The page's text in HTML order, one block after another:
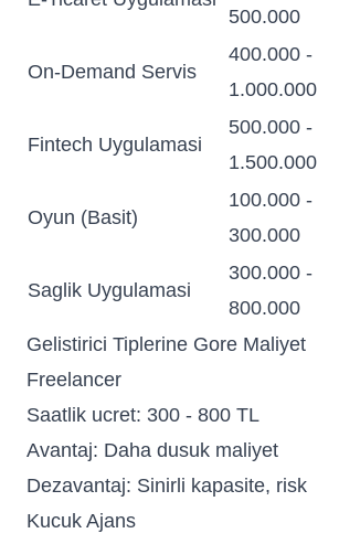
500.000
On-Demand Servis
400.000 -
1.000.000
Fintech Uygulamasi
500.000 -
1.500.000
Oyun (Basit)
100.000 -
300.000
Saglik Uygulamasi
300.000 -
800.000
Gelistirici Tiplerine Gore Maliyet
Freelancer
Saatlik ucret: 300 - 800 TL
Avantaj: Daha dusuk maliyet
Dezavantaj: Sinirli kapasite, risk
Kucuk Ajans